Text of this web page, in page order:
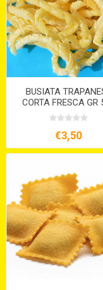
BUSIATA
CORTA FRESCA GR
€3,50